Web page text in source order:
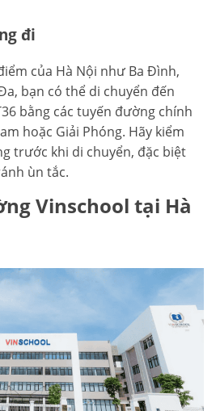
đi
của Hà Nội như Ba Đình,
bạn có thể di chuyển đến
bằng các tuyến đường chính
hoặc Giải Phóng. Hãy kiểm
trước khi di chuyển, đặc biệt
ùn tắc.
Vinschool tại Hà